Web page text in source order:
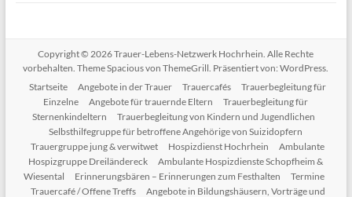
Copyright © 2026Trauer-Lebens-Netzwerk Hochrhein. Alle Rechte
vorbehalten. ThemeSpaciousvon ThemeGrill. Präsentiert von:WordPress.
Startseite
Angebote in der Trauer Trauercafés
Trauerbegleitung für
Einzelne
Angebote für trauernde Eltern
Trauerbegleitung für
Sternenkindeltern
Trauerbegleitung von Kindern und Jugendlichen
Selbsthilfegruppe für betroffene Angehörige von Suizidopfern
Trauergruppe jung & verwitwet
Hospizdienst Hochrhein
Ambulante
Hospizgruppe Dreiländereck
Ambulante Hospizdienste Schopfheim &
Wiesental
Erinnerungsbären – Erinnerungen zum Festhalten
Termine
Trauercafé / Offene Treffs
Angebote in Bildungshäusern, Vorträge und